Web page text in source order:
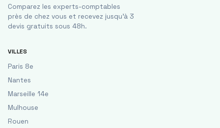
Comparez les experts-comptables
près de chez vous et recevez jusqu'à 3
devis gratuits sous 48h.
VILLES
Paris 8e
Nantes
Marseille 14e
Mulhouse
Rouen